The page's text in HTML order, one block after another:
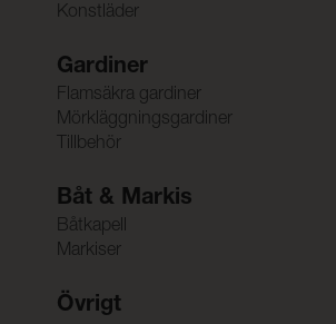
Konstläder
Gardiner
Flamsäkra gardiner
Mörkläggningsgardiner
Tillbehör
Båt & Markis
Båtkapell
Markiser
Övrigt